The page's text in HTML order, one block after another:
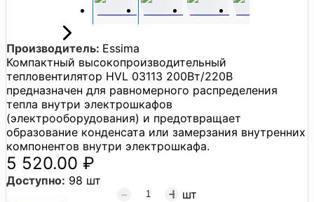
Производитель: Essima
Компактный высокопроизводительный
тепловентилятор HVL 03113 200Вт/220В
предназначен для равномерного распределения
тепла внутри электрошкафов
(электрооборудования) и предотвращает
образование конденсата или замерзания внутренних
компонентов внутри электрошкафа.
5 520.00 ₽
Доступно: 98 шт
шт